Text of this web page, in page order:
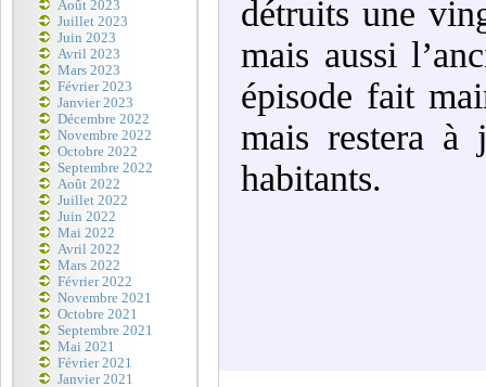
Août 2023
Juillet 2023
Juin 2023
Avril 2023
Mars 2023
Février 2023
Janvier 2023
Décembre 2022
Novembre 2022
Octobre 2022
Septembre 2022
Août 2022
Juillet 2022
Juin 2022
Mai 2022
Avril 2022
Mars 2022
Février 2022
Novembre 2021
Octobre 2021
Septembre 2021
Mai 2021
Février 2021
Janvier 2021
détruits une
mais aussi
épisode fait
mais restera à
habitants.